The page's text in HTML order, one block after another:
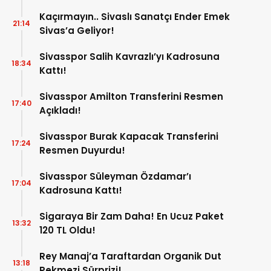
Kaçırmayın.. Sivaslı Sanatçı Ender Emek
Sivas’a Geliyor!
21:14
Sivasspor Salih Kavrazlı’yı Kadrosuna
Kattı!
18:34
Sivasspor Amilton Transferini Resmen
Açıkladı!
17:40
Sivasspor Burak Kapacak Transferini
Resmen Duyurdu!
17:24
Sivasspor Süleyman Özdamar’ı
Kadrosuna Kattı!
17:04
Sigaraya Bir Zam Daha! En Ucuz Paket
120 TL Oldu!
13:32
Rey Manaj’a Taraftardan Organik Dut
13:18